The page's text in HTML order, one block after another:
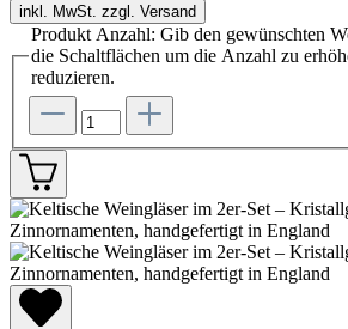
inkl. MwSt. zzgl. Versand
Produkt Anzahl: Gib den gewünschten
die Schaltflächen um die Anzahl zu
reduzieren.